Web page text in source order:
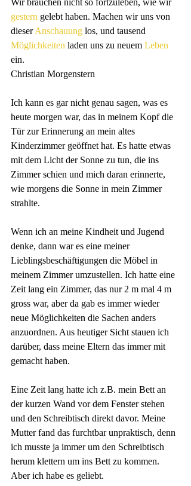
Wir brauchen nicht so fortzuleben, wie wir
gestern gelebt haben. Machen wir uns von
dieser Anschauung los, und tausend
Möglichkeiten laden uns zu neuem Leben
ein.
Christian Morgenstern
Ich kann es gar nicht genau sagen, was es
heute morgen war, das in meinem Kopf die
Tür zur Erinnerung an mein altes
Kinderzimmer geöffnet hat. Es hatte etwas
mit dem Licht der Sonne zu tun, die ins
Zimmer schien und mich daran erinnerte,
wie morgens die Sonne in mein Zimmer
strahlte.
Wenn ich an meine Kindheit und Jugend
denke, dann war es eine meiner
Lieblingsbeschäftigungen die Möbel in
meinem Zimmer umzustellen. Ich hatte eine
Zeit lang ein Zimmer, das nur 2 m mal 4 m
gross war, aber da gab es immer wieder
neue Möglichkeiten die Sachen anders
anzuordnen. Aus heutiger Sicht stauen ich
darüber, dass meine Eltern das immer mit
gemacht haben.
Eine Zeit lang hatte ich z.B. mein Bett an
der kurzen Wand vor dem Fenster stehen
und den Schreibtisch direkt davor. Meine
Mutter fand das furchtbar unpraktisch, denn
ich musste ja immer um den Schreibtisch
herum klettern um ins Bett zu kommen.
Aber ich habe es geliebt.